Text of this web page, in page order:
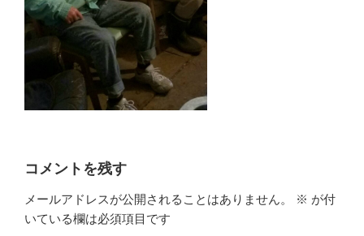
コメントを残す
メールアドレスが公開されることはありません。 ※ が付
いている欄は必須項目です